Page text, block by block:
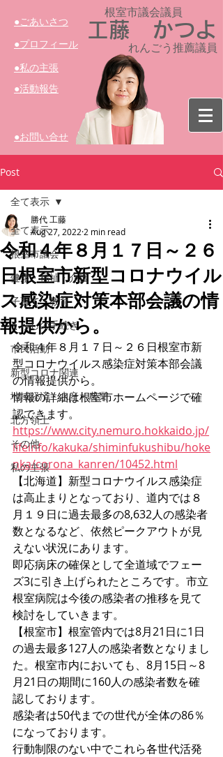
​●ごあいさつ
​●プロフィール
​●活動報告
​●私の主張
​●お問い合せ
工藤 かつよ
根室市議会議員​
れんごう推薦議員
Post
全て表示
根室市議会
健康・福祉・介護
子育て・教育
くらしの手続き
市民活動
新型コロナ関連
地域経済・水産・農業
北方領土
その他
私の主張
全て表示
令和４年８月１７日～２６
日根室市新型コロナウイル
ス感染症対策本部会議の情
報提供から。
勝代 工藤
Aug 27, 2022 2 min read
令和４年８月１７日～２６日根室市新
型コロナウイルス感染症対策本部会議
の情報提供から。
情報の詳細は根室市ホームページで確
認できます。
https://www.city.nemuro.hokkaido.jp/
lifeinfo/kakuka/shiminfukushibu/hoke
nka/corona_kanren/10452.html
【北海道】新型コロナウイルス感染症
は高止まりとなっており、道内では８
月１９日に過去最多の8,632人の感染者
数となるなど、依然ピークアウトが見
えない状況にあります。
即応病床の確保として全道域でフェー
ズ3に引き上げられたところです。市立
根室病院は今後の感染者の推移を見て
検討をしていきます。
【根室市】根室管内では8月21日に1日
の過去最多127人の感染者数となりまし
た。根室市内においても、8月15日～8
月21日の期間に160人の感染者数を確
認しております。
感染者は50代までの世代が全体の86％
になっております。
行動制限のない中でこれら各世代活発